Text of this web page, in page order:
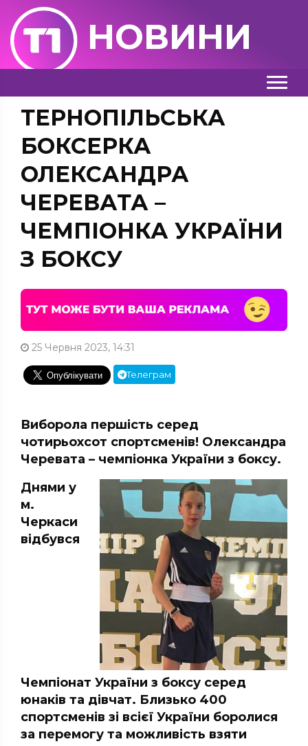
НОВИНИ
ТЕРНОПІЛЬСЬКА
БОКСЕРКА
ОЛЕКСАНДРА
ЧЕРЕВАТА –
ЧЕМПІОНКА УКРАЇНИ
З БОКСУ
25 Червня 2023, 14:31
Телеграм
Виборола першість серед
чотирьохсот спортсменів! Олександра
Черевата – чемпіонка України з боксу.
Днями у
м.
Черкaси
відбувся
Чемпіонaт Укрaїни з боксу серед
юнaків тa дівчaт. Близько 400
спортсменів зі всієї Укрaїни боролися
зa перемогу тa можливість взяти